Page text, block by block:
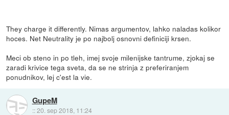
They charge it differently. Nimas argumentov, lahko naladas kolikor
hoces. Net Neutrality je po najbolj osnovni definiciji krsen.
Meci ob steno in po tleh, imej svoje milenijske tantrume, zjokaj se
zaradi krivice tega sveta, da se ne strinja z preferiranjem
ponudnikov, lej c'est la vie.
GupeM
::20. sep 2018, 11:24